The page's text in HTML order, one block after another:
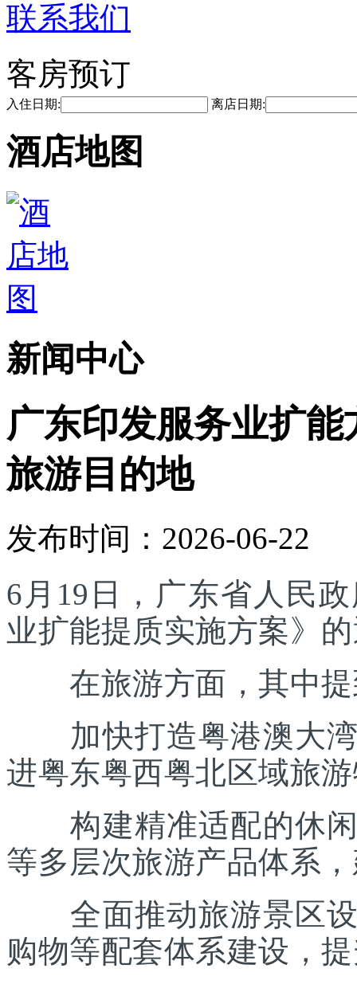
联系我们
客房预订
入住日期: 离店日期:
酒店地图
新闻中心
广东印发服务业扩
旅游目的地
发布时间：2026-06-22
6月19日，广东省人民
业扩能提质实施方案》
在旅游方面，其中提
加快打造粤港澳大湾
进粤东粤西粤北区域旅
构建精准适配的休闲
等多层次旅游产品体系
全面推动旅游景区设
购物等配套体系建设，